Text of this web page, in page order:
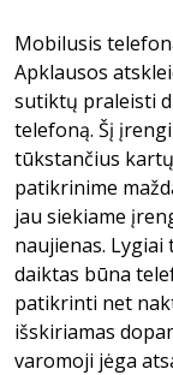
Mobilusis
Apklausos
sutiktų praleisti
telefoną. Šį
tūkstančius
patikrinime
jau siekiame
naujienas.
daiktas būna
patikrinti net
išskiriamas
varomoji jėga